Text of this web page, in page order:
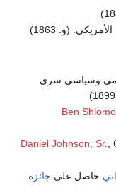
(و. 1863)
وسياسي سري
Ben
Daniel Johnson, Sr.,
حاصل على جائزة